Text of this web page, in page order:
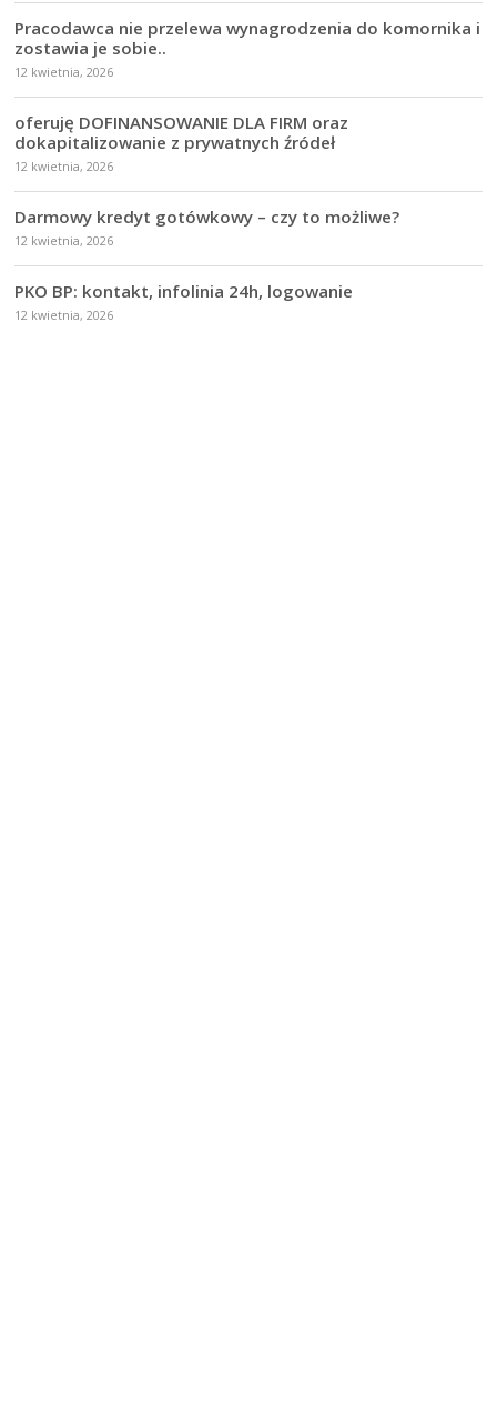
Pracodawca nie przelewa wynagrodzenia do komornika i
zostawia je sobie..
12 kwietnia, 2026
oferuję DOFINANSOWANIE DLA FIRM oraz
dokapitalizowanie z prywatnych źródeł
12 kwietnia, 2026
Darmowy kredyt gotówkowy – czy to możliwe?
12 kwietnia, 2026
PKO BP: kontakt, infolinia 24h, logowanie
12 kwietnia, 2026